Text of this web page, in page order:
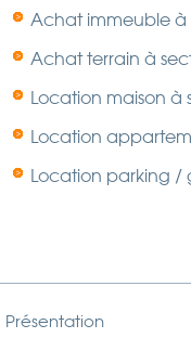
Achat immeuble à
Achat terrain à
Location maison à
Location
Location parking /
Présentation